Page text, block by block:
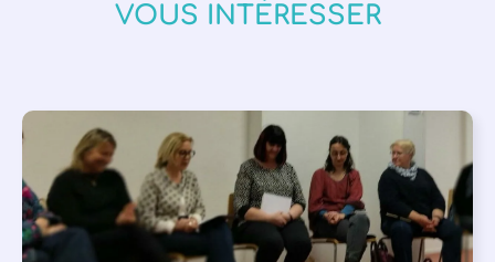
VOUS INTÉRESSER
APPEL À SOUTIEN , VIE DE L'ASSOCIATION